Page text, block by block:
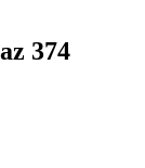
374